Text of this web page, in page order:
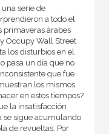
serie de
a todo el
primaveras árabes
Occupy Wall Street
los disturbios en el
pasa un día que no
que fue
los mismos
en estos tiempos?
la insatisfacción
se sigue acumulando
de revueltas. Por